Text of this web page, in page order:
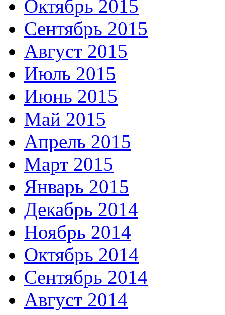
Октябрь 2015
Сентябрь 2015
Август 2015
Июль 2015
Июнь 2015
Май 2015
Апрель 2015
Март 2015
Январь 2015
Декабрь 2014
Ноябрь 2014
Октябрь 2014
Сентябрь 2014
Август 2014